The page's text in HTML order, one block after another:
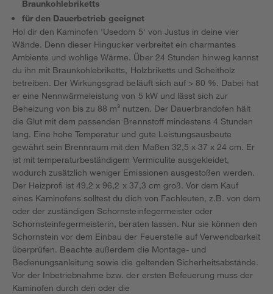
Braunkohlebriketts
für den Dauerbetrieb geeignet
Hol dir den Kaminofen 'Usedom 5' von Justus in deine vier
Wände. Denn dieser Hingucker verbreitet ein charmantes
Ambiente und wohlige Wärme. Über 24 Stunden hinweg kannst
du ihn mit Braunkohlebriketts, Holzbriketts und Scheitholz
betreiben. Der Wirkungsgrad beläuft sich auf > 80 %. Dabei hat
er eine Nennwärmeleistung von 5 kW und lässt sich zur
Beheizung von bis zu 88 m³ nutzen. Der Dauerbrandofen hält
die Glut mit dem passenden Brennstoff mindestens 4 Stunden
lang. Eine hohe Temperatur und gute Leistungsausbeute
gewährt sein Brennraum mit den Maßen 32,5 x 37 x 24 cm. Er
ist mit temperaturbeständigem Vermiculite ausgekleidet,
wodurch zusätzlich weniger Emissionen ausgestoßen werden.
Der Heizprofi ist 49,2 x 96,2 x 37,3 cm groß. Vor dem Kauf
eines Kaminofens solltest du dich von Fachleuten, z.B. von dem
oder der zuständigen Schornsteinfegermeister oder
Schornsteinfegermeisterin, beraten lassen. Nur sie können den
Schornstein vor dem Einbau der Feuerstelle auf Verwendbarkeit
überprüfen. Beachte außerdem die Montage- und
Bedienungsanleitung sowie die geltenden Sicherheitsabstände.
Vor der Inbetriebnahme bzw. der ersten Befeuerung muss der
Kaminofen durch den oder die